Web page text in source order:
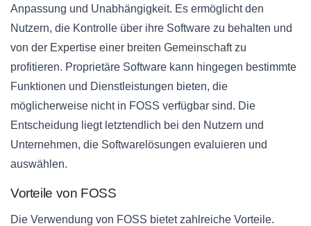
Anpassung und Unabhängigkeit. Es ermöglicht den
Nutzern, die Kontrolle über ihre Software zu behalten und
von der Expertise einer breiten Gemeinschaft zu
profitieren. Proprietäre Software kann hingegen bestimmte
Funktionen und Dienstleistungen bieten, die
möglicherweise nicht in FOSS verfügbar sind. Die
Entscheidung liegt letztendlich bei den Nutzern und
Unternehmen, die Softwarelösungen evaluieren und
auswählen.
Vorteile von FOSS
Die Verwendung von FOSS bietet zahlreiche Vorteile.